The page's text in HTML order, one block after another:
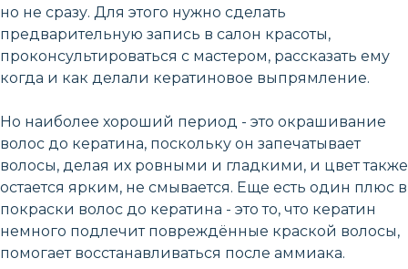
но не сразу. Для этого нужно сделать
предварительную запись в салон красоты,
проконсультироваться с мастером, рассказать ему
когда и как делали кератиновое выпрямление.
Но наиболее хороший период - это окрашивание
волос до кератина, поскольку он запечатывает
волосы, делая их ровными и гладкими, и цвет также
остается ярким, не смывается. Еще есть один плюс в
покраски волос до кератина - это то, что кератин
немного подлечит повреждённые краской волосы,
помогает восстанавливаться после аммиака.